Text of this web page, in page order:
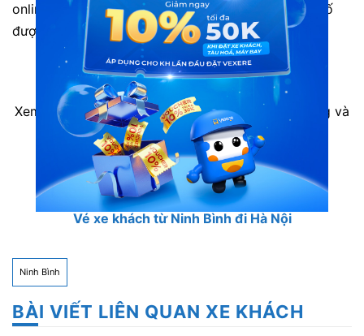
online ra vé giấy thì chỗ ngồi đặt trước bị đổi, sự cố
được giải quyết rất nhanh chóng.”
Xem thêm thông tin các hãng xe cùng tuyến đường và
đặt vé với giá thấp nhất tại VeXeRe.com
Vé xe khách đi Ninh Bình từ Hà Nội
Vé xe khách từ Ninh Bình đi Hà Nội
Ninh Bình
BÀI VIẾT LIÊN QUAN XE KHÁCH